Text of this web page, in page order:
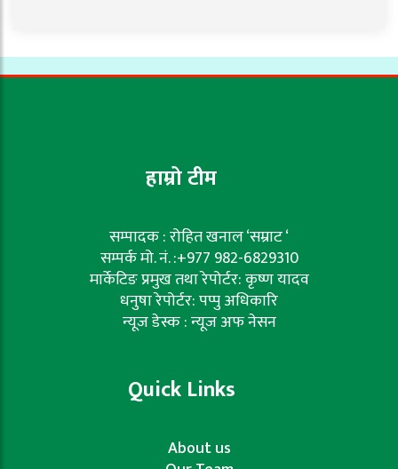
हाम्रो टीम
सम्पादक : रोहित खनाल ‘सम्राट ‘
सम्पर्क मो. नं. :+977 982-6829310
मार्केटिङ प्रमुख तथा रेपोर्टर: कृष्ण यादव
धनुषा रेपोर्टर: पप्पु अधिकारि
न्यूज डेस्क : न्यूज अफ नेसन
Quick Links
About us